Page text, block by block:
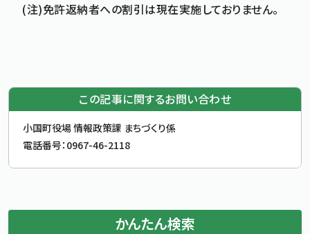
(注)免許返納者への割引は現在実施しておりません。
この記事に関するお問い合わせ
お問合せ先
小国町役場 情報政策課 まちづくり係
電話番号： 0967-46-2118
かんたん検索